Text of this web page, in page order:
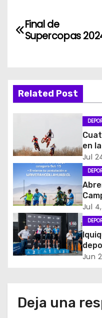
a
g
a
i
ó
n
d
e
t
Final de
Supercopas
Related Post
en
Jul
Jul
Jun
Deja una